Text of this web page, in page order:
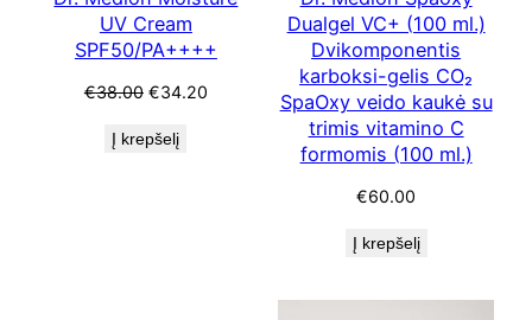
UV Cream
SPF50/PA++++
€38.00 Original
was:
€34.20Current
Į krepšelį
Dualgel VC+ (100 ml.)
Dvikomponentis
karboksi-gelis CO₂
SpaOxy veido kaukė su
trimis vitamino C
formomis (100 ml.)
€60.00
Į krepšelį